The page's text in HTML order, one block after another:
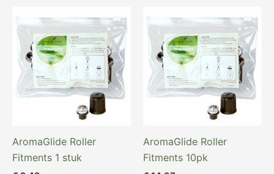
AromaGlide Roller
Fitments 1 stuk
AromaGlide Roller
Fitments 10pk